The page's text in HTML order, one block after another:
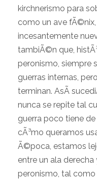
kirchnerismo para
como un ave
incesantemente
tambiÃ©n que,
peronismo, siempre
guerras internas,
terminan. AsÃ­
nunca se repite tal
guerra poco tiene de
cÃ³mo queramos
Ã©poca, estamos
entre un ala
peronismo, tal como